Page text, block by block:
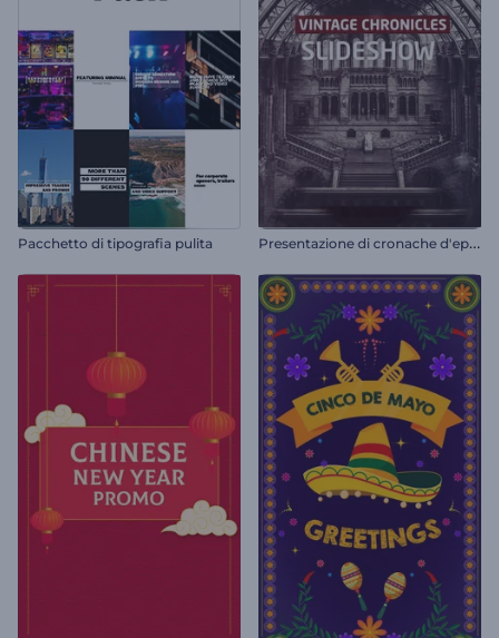
Pacchetto di tipografia pulita P
resentazione di cronache d'epoca